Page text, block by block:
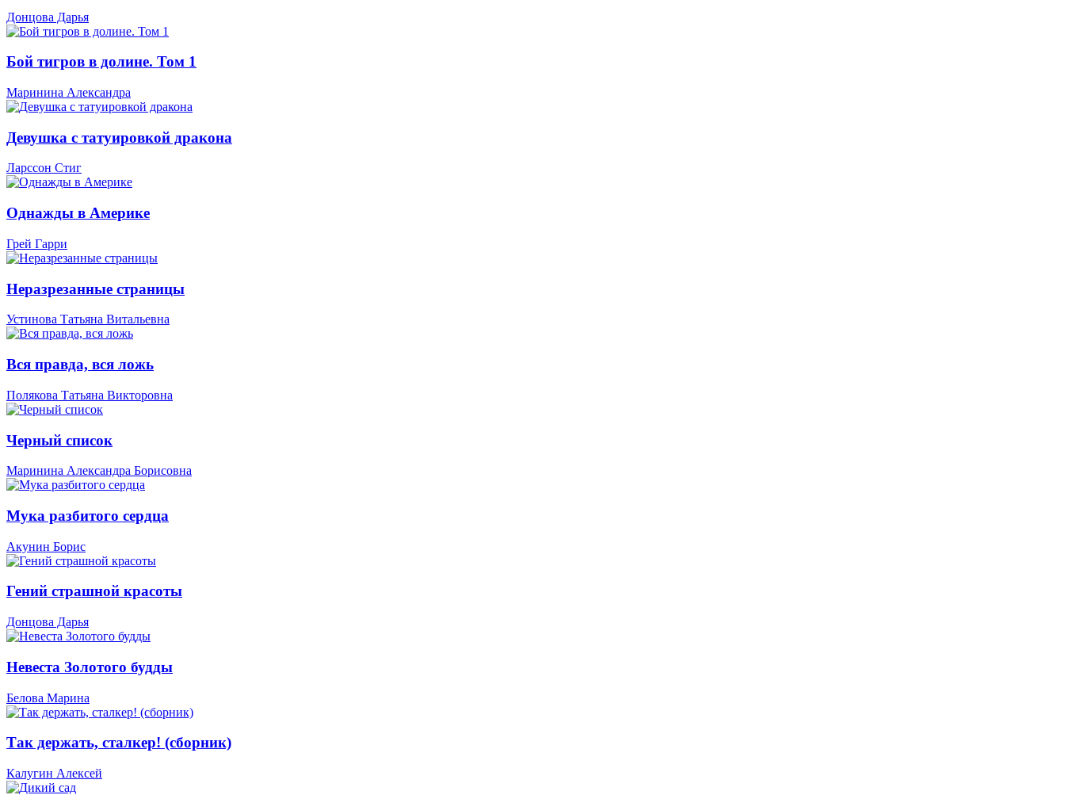
Донцова Дарья
Бой тигров в долине. Том 1
Маринина Александра
Девушка с татуировкой дракона
Ларссон Стиг
Однажды в Америке
Грей Гарри
Неразрезанные страницы
Устинова Татьяна Витальевна
Вся правда, вся ложь
Полякова Татьяна Викторовна
Черный список
Маринина Александра Борисовна
Мука разбитого сердца
Акунин Борис
Гений страшной красоты
Донцова Дарья
Невеста Золотого будды
Белова Марина
Так держать, сталкер! (сборник)
Калугин Алексей